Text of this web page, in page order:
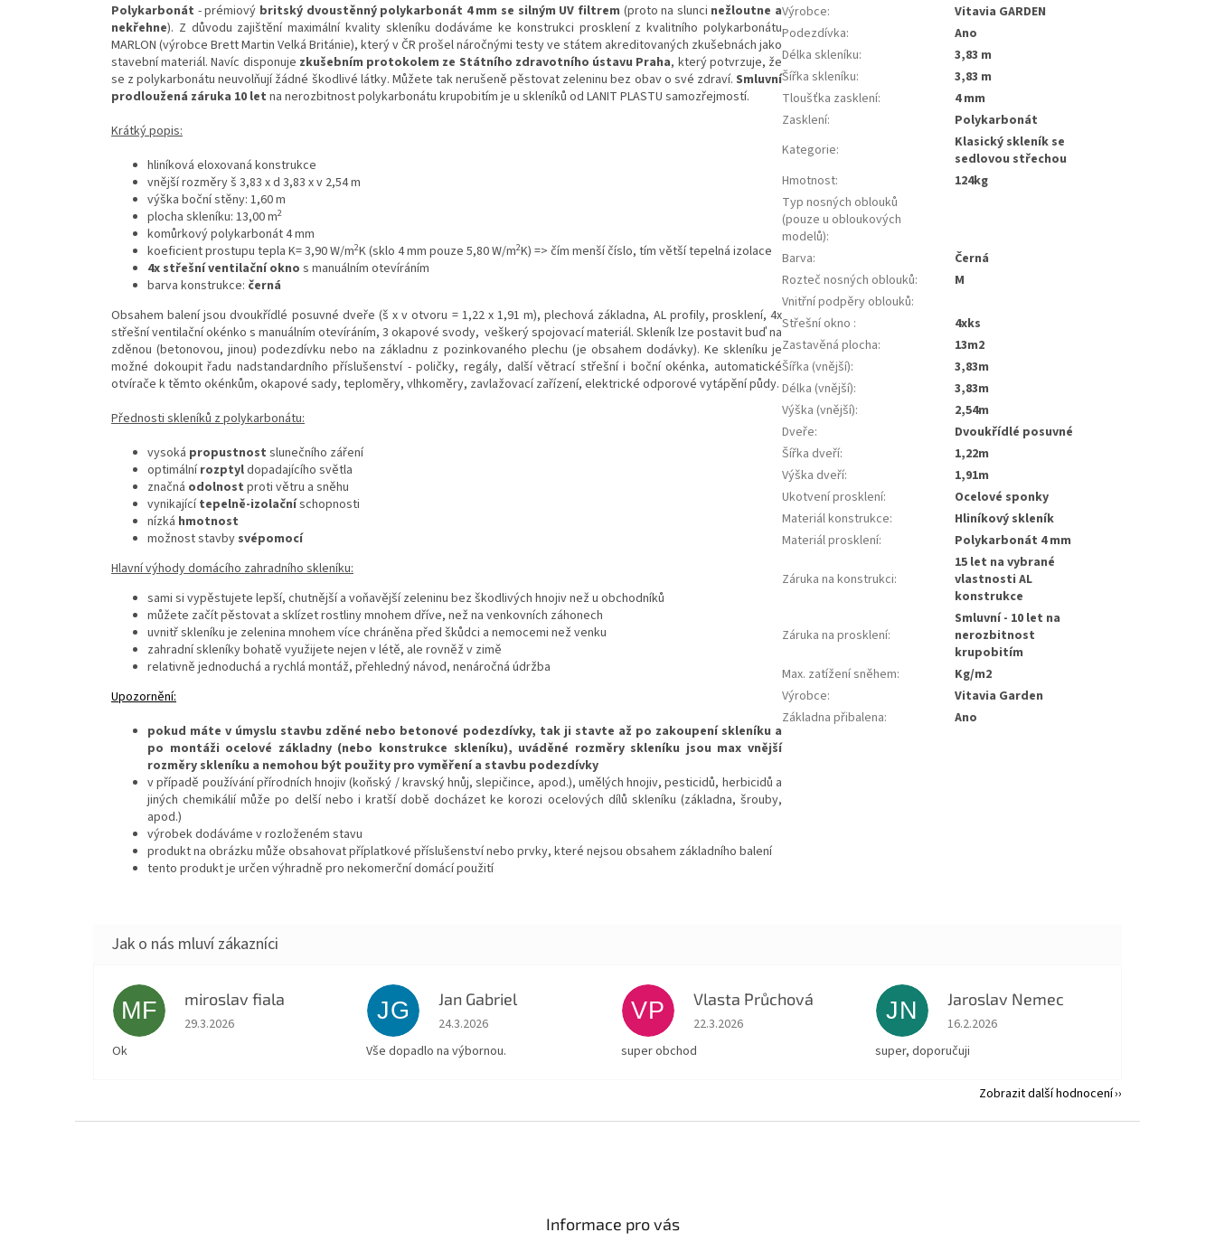
Polykarbonát - prémiový britský dvoustěnný polykarbonát 4 mm se silným UV filtrem (proto na slunci nežloutne a
nekřehne). Z důvodu zajištění maximální kvality skleníku dodáváme ke konstrukci prosklení z kvalitního polykarbonátu
MARLON (výrobce Brett Martin Velká Británie), který v ČR prošel náročnými testy ve státem akreditovaných zkušebnách jako
stavební materiál. Navíc disponuje zkušebním protokolem ze Státního zdravotního ústavu Praha, který potvrzuje, že
se z polykarbonátu neuvolňují žádné škodlivé látky. Můžete tak nerušeně pěstovat zeleninu bez obav o své zdraví.Smluvní
prodloužená záruka 10 let na nerozbitnost polykarbonátu krupobitím je u skleníků od LANIT PLASTU samozřejmostí.
Krátký popis:
hliníková eloxovaná konstrukce
vnější rozměry š 3,83 x d 3,83 x v 2,54 m
výška boční stěny: 1,60 m
plocha skleníku: 13,00 m2
komůrkový polykarbonát 4 mm
koeficient prostupu tepla K= 3,90 W/m2K (sklo 4 mm pouze 5,80 W/m2K) => čím menší číslo, tím větší tepelná izolace
4x střešní ventilační okno s manuálním otevíráním
barva konstrukce: černá
Obsahem balení jsou dvoukřídlé posuvné dveře (š x v otvoru = 1,22 x 1,91 m), plechová základna, AL profily, prosklení, 4x
střešní ventilační okénko s manuálním otevíráním, 3 okapové svody, veškerý spojovací materiál. Skleník lze postavit buď na
zděnou (betonovou, jinou) podezdívku nebo na základnu z pozinkovaného plechu (je obsahem dodávky). Ke skleníku je
možné dokoupit řadu nadstandardního příslušenství - poličky, regály, další větrací střešní i boční okénka, automatické
otvírače k těmto okénkům, okapové sady, teploměry, vlhkoměry, zavlažovací zařízení, elektrické odporové vytápění půdy.
Přednosti skleníků z polykarbonátu:
vysoká propustnost slunečního záření
optimálnírozptyldopadajícího světla
značná odolnost proti větru a sněhu
vynikajícítepelně-izolačníschopnosti
nízká hmotnost
možnost stavby svépomocí
Hlavní výhody domácího zahradního skleníku:
sami si vypěstujete lepší, chutnější a voňavější zeleninu bez škodlivých hnojiv než u obchodníků
můžete začít pěstovat a sklízet rostliny mnohem dříve, než na venkovních záhonech
uvnitř skleníku je zelenina mnohem více chráněna před škůdci a nemocemi než venku
zahradní skleníky bohatě využijete nejen v létě, ale rovněž v zimě
relativně jednoduchá a rychlá montáž, přehledný návod, nenáročná údržba
Upozornění:
pokud máte v úmyslu stavbu zděné nebo betonové podezdívky, tak ji stavte až po zakoupení skleníku a
po montáži ocelové základny (nebo konstrukce skleníku), uváděné rozměry skleníku jsou max vnější
rozměry skleníku a nemohou být použity pro vyměření a stavbu podezdívky
v případě používání přírodních hnojiv (koňský / kravský hnůj, slepičince, apod.), umělých hnojiv, pesticidů, herbicidů a
jiných chemikálií může po delší nebo i kratší době docházet ke korozi ocelových dílů skleníku (základna, šrouby,
apod.)
výrobek dodáváme v rozloženém stavu
produkt na obrázku může obsahovat příplatkové příslušenství nebo prvky, které nejsou obsahem základního balení
tento produkt je určen výhradně pro nekomerční domácí použití
Výrobce:
Vitavia GARDEN
Podezdívka:
Ano
Délka skleníku:
3,83 m
Šířka skleníku:
3,83 m
Tloušťka zasklení:
4 mm
Zasklení:
Polykarbonát
Kategorie:
klasický skleník se
sedlovou střechou
Hmotnost:
124kg
Typ nosných oblouků
(pouze u obloukových
modelů):
Barva:
černá
Rozteč nosných oblouků:
m
Vnitřní podpěry oblouků:
Střešní okno :
4xks
Zastavěná plocha:
13m2
Šířka (vnější):
3,83m
Délka (vnější):
3,83m
Výška (vnější):
2,54m
Dveře:
dvoukřídlé posuvné
Šířka dveří:
1,22m
Výška dveří:
1,91m
Ukotvení prosklení:
ocelové sponky
Materiál konstrukce:
hliníkový skleník
Materiál prosklení: polykarbonát 4 mm
Záruka na konstrukci:
15 let na vybrané
vlastnosti AL
konstrukce
Záruka na prosklení:
smluvní - 10 let na
nerozbitnost
krupobitím
Max. zatížení sněhem:
kg/m2
Výrobce:
Vitavia Garden
Základna přibalena: ano
MF miroslav fiala
Hodnocení obchodu je 5 z 5 hvězdiček.
29.3.2026
Ok
JG Jan Gabriel
Hodnocení obchodu je 5 z 5 hvězdiček.
24.3.2026
Vše dopadlo na výbornou.
VP Vlasta Průchová
Hodnocení obchodu je 5 z 5 hvězdiček.
22.3.2026
super obchod
JN Jaroslav Nemec
Hodnocení obchodu je 5 z 5 hvězdiček.
16.2.2026
super, doporučuji
Zobrazit další hodnocení
Informace pro vás